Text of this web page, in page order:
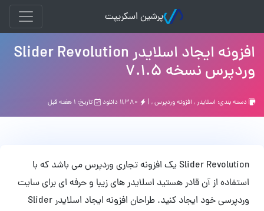
پرشین اسکریپت
افزونه ایجاد اسلایدر Slider Revolution
وردپرس نسخه 7.1.5
دسته بندی: اسلایدر, افزونه وردپرس, | تاریخ: ۱ هفته قبل
Slider Revolution یک افزونه تجاری وردپرس می باشد که با
استفاده از آن قادر هستید اسلایدر های زیبا و حرفه ای برای سایت
وردپرسی خود ایجاد کنید. طراحان افزونه ایجاد اسلایدر Slider